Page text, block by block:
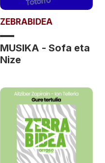
ZEBRABIDEA
MUSIKA - Sofa eta
Nize